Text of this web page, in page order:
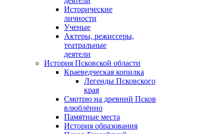
Исторические
личности
Ученые
Актеры, режиссеры,
театральные
деятели
История Псковской области
Краеведческая копилка
Легенды Псковского
края
Смотрю на древний Псков
влюблённо
Памятные места
История образования